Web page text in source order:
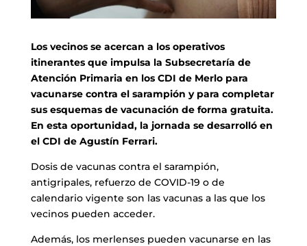
Los vecinos se acercan a los operativos
itinerantes que impulsa la Subsecretaría de
Atención Primaria en los CDI de Merlo para
vacunarse contra el sarampión y para completar
sus esquemas de vacunación de forma gratuita.
En esta oportunidad, la jornada se desarrolló en
el CDI de Agustín Ferrari.
Dosis de vacunas contra el sarampión,
antigripales, refuerzo de COVID-19 o de
calendario vigente son las vacunas a las que los
vecinos pueden acceder.
Además, los merlenses pueden vacunarse en las